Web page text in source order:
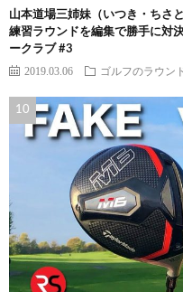
山本道場三姉妹（いつき・ちさ
練習ラウンドを編集で勝手に対
ークラブ #3
2019.03.06 ゴルフのラウン